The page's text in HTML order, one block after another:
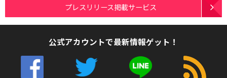
プレスリリース掲載サービス
公式アカウントで最新情報ゲット！